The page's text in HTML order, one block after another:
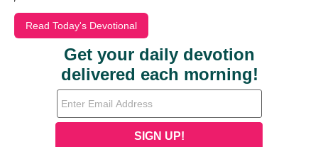
Read Today's Devotional